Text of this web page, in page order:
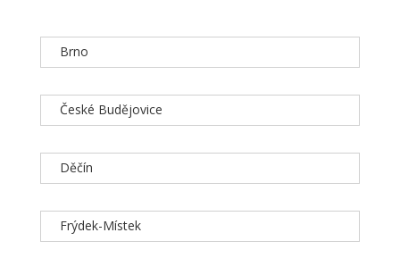
Brno
České Budějovice
Děčín
Frýdek-Místek